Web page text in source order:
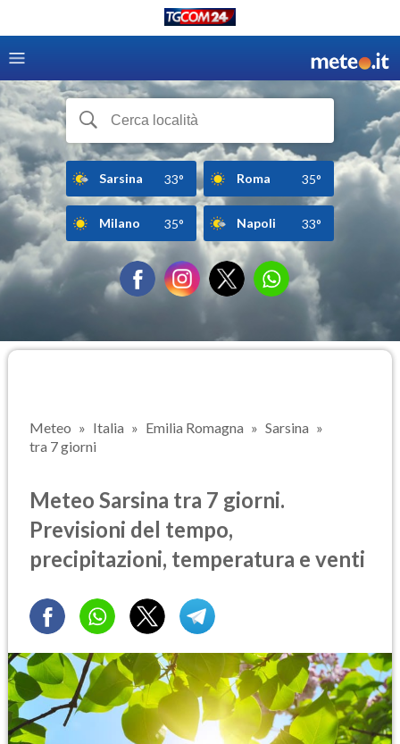
Sarsina 33° Roma 35°
Milano 35° Napoli 33°
Meteo Italia Emilia Romagna
Sarsina
tra 7 giorni
Meteo Sarsina tra 7 giorni.
Previsioni del tempo,
precipitazioni, temperatura e venti